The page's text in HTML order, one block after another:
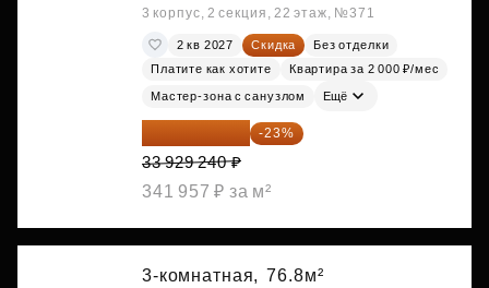
3 корпус, 2 секция, 22 этаж, №371
2 кв 2027 Скидка
Без отделки
Платите как хотите
Квартира за 2 000 ₽/мес
Мастер-зона с санузлом Ещё
26 125 515 ₽ -23%
33 929 240 ₽
341 957 ₽ за м²
3-комнатная, 76.8м²